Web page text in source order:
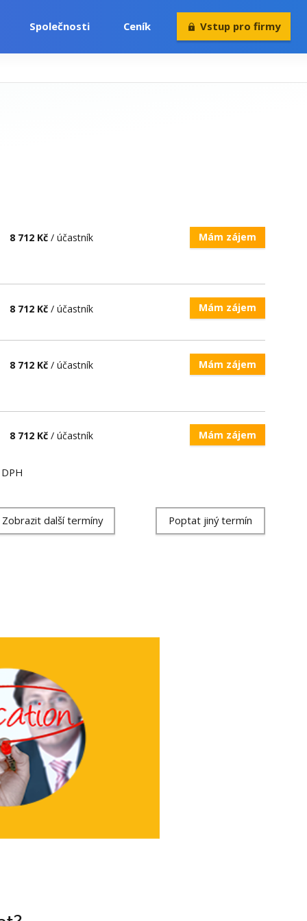
Společnosti Ceník Vstup pro firmy
8 712 Kč / účastník Mám zájem
8 712 Kč / účastník Mám zájem
8 712 Kč / účastník Mám zájem
8 712 Kč / účastník Mám zájem
Zobrazit další termíny Poptat jiný termín